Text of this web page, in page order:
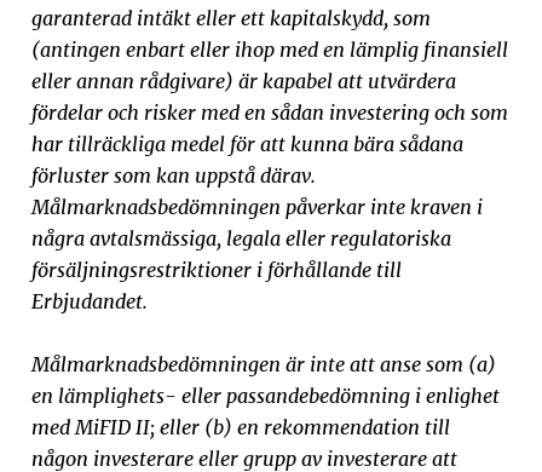
garanterad intäkt eller ett kapitalskydd, som
(antingen enbart eller ihop med en lämplig finansiell
eller annan rådgivare) är kapabel att utvärdera
fördelar och risker med en sådan investering och som
har tillräckliga medel för att kunna bära sådana
förluster som kan uppstå därav.
Målmarknadsbedömningen påverkar inte kraven i
några avtalsmässiga, legala eller regulatoriska
försäljningsrestriktioner i förhållande till
Erbjudandet.
Målmarknadsbedömningen är inte att anse som (a)
en lämplighets- eller passandebedömning i enlighet
med MiFID II; eller (b) en rekommendation till
någon investerare eller grupp av investerare att